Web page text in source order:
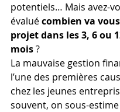
potentiels… Mais avez-
évalué combien va
projet dans les 3, 6 ou
mois ?
La mauvaise gestion
l’une des premières
chez les jeunes
souvent, on sous-